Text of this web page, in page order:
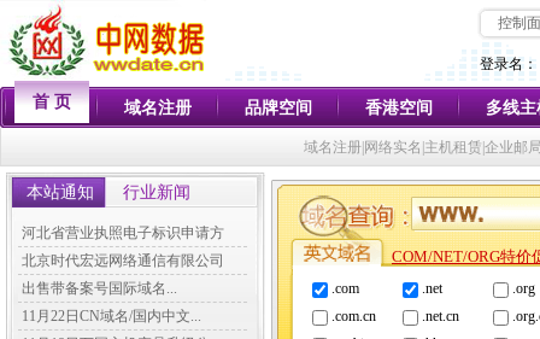
控制
登录名：
首 页 域名注册 品牌空间 香港空间 多线主
域名注册|网络实名|主机租赁|企业邮
本站通知 行业新闻
河北省营业执照电子标识申请方
法...
北京时代宏远网络通信有限公司
各...
出售带备案号国际域名...
11月22日CN域名/国内中文...
COM/NET/ORG特
.com .net
.org
.com.cn
.net.cn